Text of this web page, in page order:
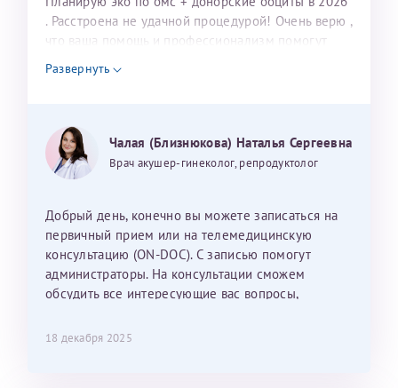
Рафаильевичу, нашему волшебнику, без каких либо
сомнений.
26 июля 2026
. Расстроена не удачной процедурой! Очень верю ,
что ваша помощь и профессионализм помогут
нам в нашей мечте о малыше! Обращаюсь к вам
потому, что вы помогли моей родной сестре стать
Могу ли я записаться к вам и обсудить
дальнейшие действия для программы эко
Развернуть
Чалая (Близнюкова) Наталья Сергеевна
Врач акушер-гинеколог, репродуктолог
Добрый день, конечно вы можете записаться на
первичный прием или на телемедицинскую
консультацию (ON-DOC). С записью помогут
администраторы. На консультации сможем
обсудить все интересующие вас вопросы,
18 декабря 2025